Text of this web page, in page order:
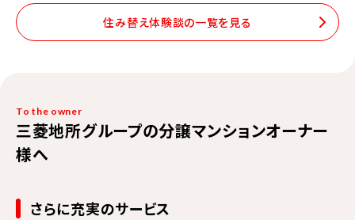
住み替え体験談の一覧を見る
To the owner
三菱地所グループの分譲マンションオーナー
様へ
さらに充実のサービス